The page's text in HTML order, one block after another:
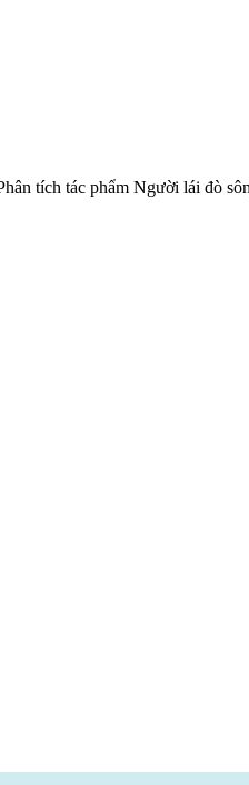
tích tác phẩm Người lái đò